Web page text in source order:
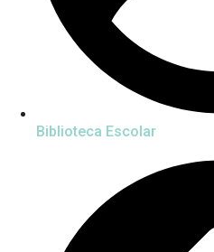
Biblioteca Escolar